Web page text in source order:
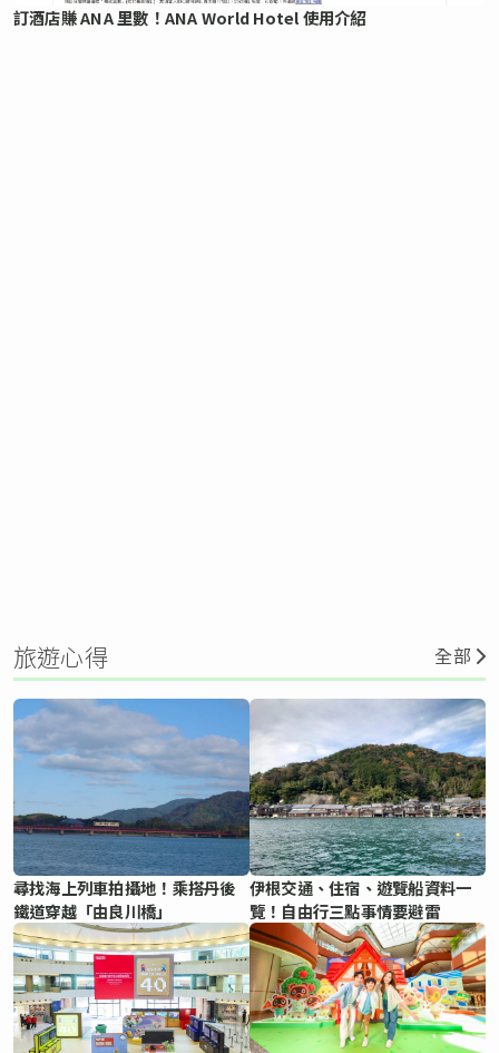
訂酒店賺 ANA 里數！ANA World Hotel 使用介紹
旅遊心得 全部
尋找海上列車拍攝地！乘搭丹後
鐵道穿越「由良川橋」
伊根交通、住宿、遊覽船資料一
覽！自由行三點事情要避雷